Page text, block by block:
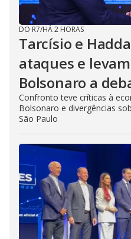
DO R7/HÁ 2 HORAS
Tarcísio e
ataques e
Bolsonaro a
Confronto teve críticas à
Bolsonaro e divergências
São Paulo